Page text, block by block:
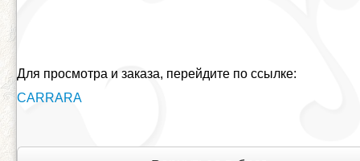
Для просмотра и заказа, перейдите по ссылке:
CARRARA